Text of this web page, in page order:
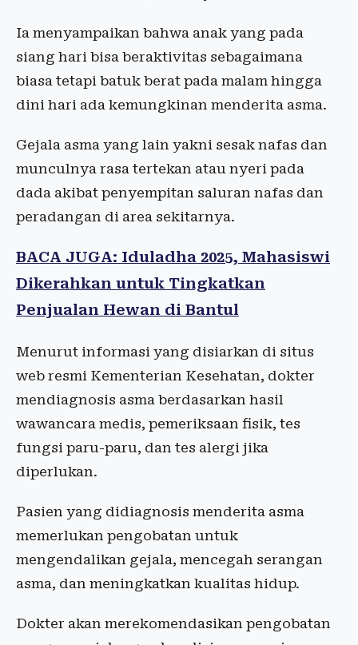
Ia menyampaikan bahwa anak yang pada
siang hari bisa beraktivitas sebagaimana
biasa tetapi batuk berat pada malam hingga
dini hari ada kemungkinan menderita asma.
Gejala asma yang lain yakni sesak nafas dan
munculnya rasa tertekan atau nyeri pada
dada akibat penyempitan saluran nafas dan
peradangan di area sekitarnya.
BACA JUGA: Iduladha 2025, Mahasiswi
Dikerahkan untuk Tingkatkan
Penjualan Hewan di Bantul
Menurut informasi yang disiarkan di situs
web resmi Kementerian Kesehatan, dokter
mendiagnosis asma berdasarkan hasil
wawancara medis, pemeriksaan fisik, tes
fungsi paru-paru, dan tes alergi jika
diperlukan.
Pasien yang didiagnosis menderita asma
memerlukan pengobatan untuk
mengendalikan gejala, mencegah serangan
asma, dan meningkatkan kualitas hidup.
Dokter akan merekomendasikan pengobatan